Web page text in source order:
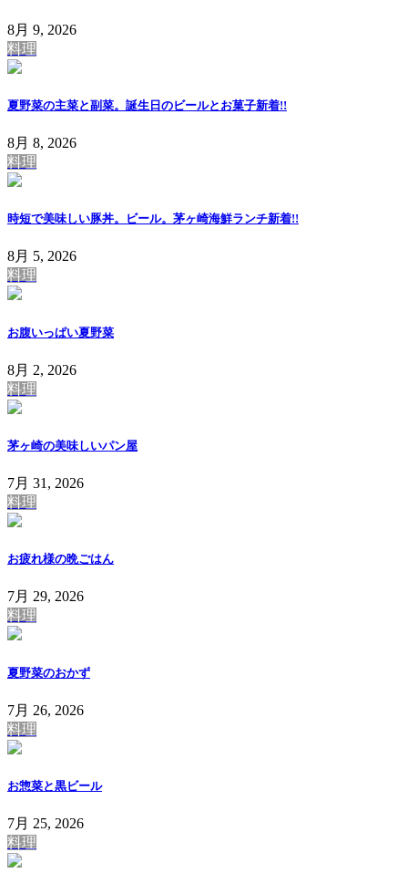
8月 9, 2026
料理
夏野菜の主菜と副菜。誕生日のビールとお菓子新着!!
8月 8, 2026
料理
時短で美味しい豚丼。ビール。茅ヶ崎海鮮ランチ新着!!
8月 5, 2026
料理
お腹いっぱい夏野菜
8月 2, 2026
料理
茅ヶ崎の美味しいパン屋
7月 31, 2026
料理
お疲れ様の晩ごはん
7月 29, 2026
料理
夏野菜のおかず
7月 26, 2026
料理
お惣菜と黒ビール
7月 25, 2026
料理